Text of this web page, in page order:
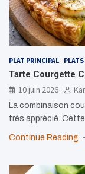
PLAT PRINCIPAL PLATS
Tarte Courgette
10 juin 2026
La combinaison
très apprécié.
Continue Reading